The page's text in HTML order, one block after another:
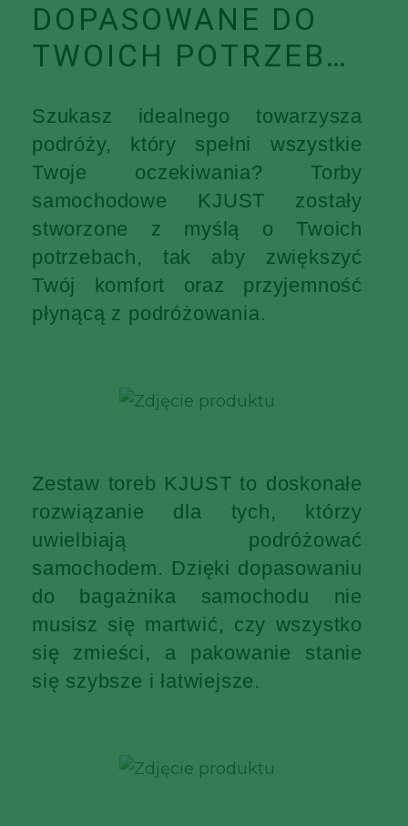
DOPASOWANE DO
TWOICH POTRZEB…
Szukasz idealnego towarzysza
podróży, który spełni wszystkie
Twoje oczekiwania? Torby
samochodowe KJUST zostały
stworzone z myślą o Twoich
potrzebach, tak aby zwiększyć
Twój komfort oraz przyjemność
płynącą z podróżowania.
Zestaw toreb KJUST to doskonałe
rozwiązanie dla tych, którzy
uwielbiają podróżować
samochodem. Dzięki dopasowaniu
do bagażnika samochodu nie
musisz się martwić, czy wszystko
się zmieści, a pakowanie stanie
się szybsze i łatwiejsze.